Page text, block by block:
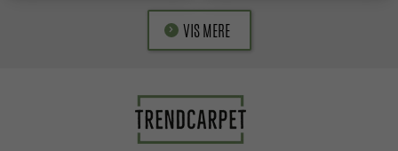
VIS MERE